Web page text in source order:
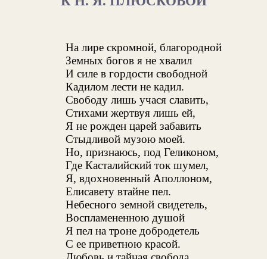
На лире скромной, благородной
Земных богов я не хвалил
И силе в гордости свободной
Кадилом лести не кадил.
Свободу лишь учася славить,
Стихами жертвуя лишь ей,
Я не рожден царей забавить
Стыдливой музою моей.
Но, признаюсь, под Геликоном,
Где Касталийский ток шумел,
Я, вдохновенный Аполлоном,
Елисавету втайне пел.
Небесного земной свидетель,
Воспламененною душой
Я пел на троне добродетель
С ее приветною красой.